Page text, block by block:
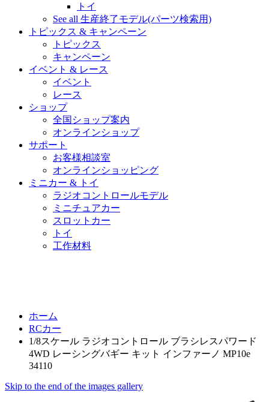
トイ
See all 生産終了モデル(パーツ検索用)
トピックス & キャンペーン
トピックス
キャンペーン
イベント & レース
イベント
レース
ショップ
全国ショップ案内
オンラインショップ
サポート
お客様相談室
オンラインショッピング
ミニカー & トイ
ラジオコントロールモデル
ミニチュアカー
スロットカー
トイ
工作材料
ホーム
RCカー
1/8スケール ラジオコントロール ブラシレスパワード
4WD レーシングバギー キット インファーノ MP10e
34110
Skip to the end of the images gallery